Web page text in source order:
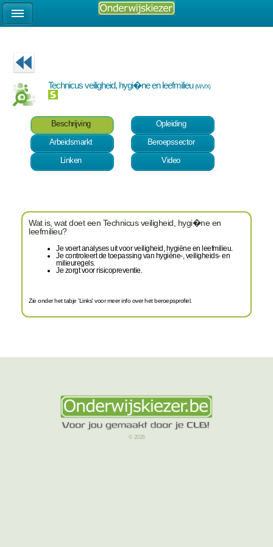
Technicus veiligheid, hygi�ne en leefmilieu(M/V/X)
Beschrijving
Opleiding
Arbeidsmarkt
Beroepssector
Linken
Video
Wat is, wat doet een Technicus veiligheid, hygi�ne en
leefmilieu?
Je voert analyses uit voor veiligheid, hygiëne en leefmilieu.
Je controleert de toepassing van hygiëne-, veiligheids- en
milieuregels.
Je zorgt voor risicopreventie.
Zie onder het tabje 'Links' voor meer info over het beroepsprofiel.
© 2026